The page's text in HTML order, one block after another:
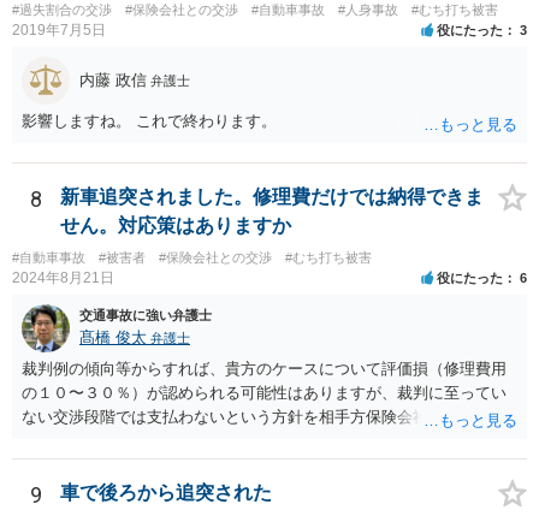
#過失割合の交渉 #保険会社との交渉 #自動車事故 #人身事故 #むち打ち被害
2019年7月5日 役にたった 3
内藤 政信 弁護士
影響しますね。 これで終わります。
8
新車追突されました。修理費だけでは納得できま
せん。対応策はありますか
#自動車事故 #被害者 #保険会社との交渉 #むち打ち被害
2024年8月21日 役にたった 6
交通事故に強い弁護士
髙橋 俊太 弁護士
裁判例の傾向等からすれば、貴方のケースについて評価損（修理費用
の１０〜３０％）が認められる可能性はありますが、裁判に至ってい
ない交渉段階では支払わないという方針を相手方保険会社が貫く可能
9 車で後ろから追突された